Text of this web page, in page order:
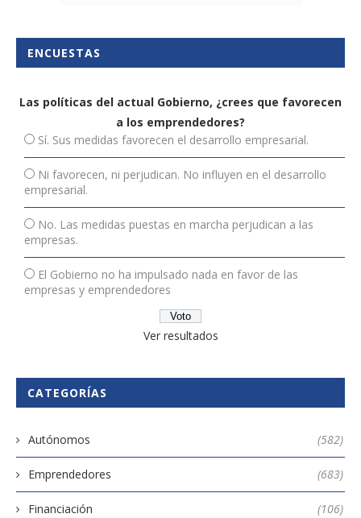
ENCUESTAS
Las políticas del actual Gobierno, ¿crees que favorecen
a los emprendedores?
Sí. Sus medidas favorecen el desarrollo empresarial.
Ni favorecen, ni perjudican. No influyen en el desarrollo
empresarial.
No. Las medidas puestas en marcha perjudican a las
empresas.
El Gobierno no ha impulsado nada en favor de las
empresas y emprendedores
Ver resultados
CATEGORÍAS
Autónomos (582)
Emprendedores (683)
Financiación (106)